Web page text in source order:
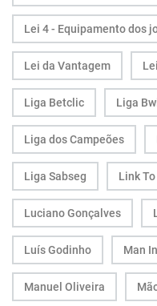
Lei 4 - Equipamento dos
Lei da Vantagem
Liga Betclic Liga
Liga dos Campeões
Liga Sabseg Link
Luciano Gonçalves
Luís Godinho Man
Manuel Oliveira